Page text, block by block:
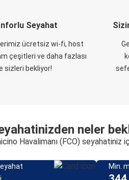
Seyahat
ücretsiz wi-fi, host
çeşitleri ve daha fazlası
sizleri bekliyor!
neler
Havalimanı (FCO) seyahatiniz
Min.